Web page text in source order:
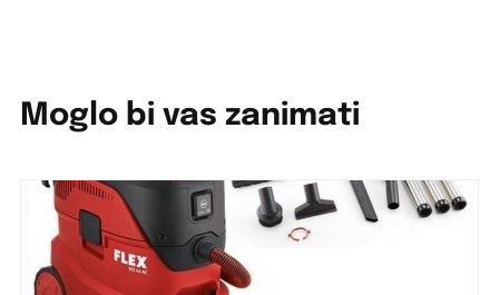
Moglo bi vas zanimati